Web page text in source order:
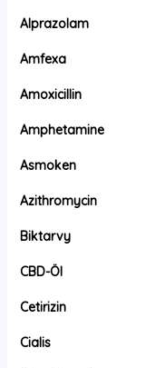
Alprazolam
Amfexa
Amoxicillin
Amphetamine
Asmoken
Azithromycin
Biktarvy
CBD-Öl
Cetirizin
Cialis